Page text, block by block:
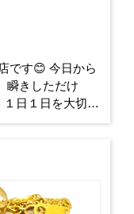
です😊 今日から
瞬きしただけ
日１日を大切に
日１８金のダイ